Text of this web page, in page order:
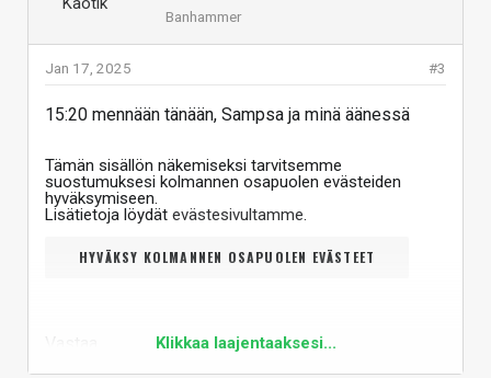
Banhammer
#3
Jan 17, 2025
15:20 mennään tänään, Sampsa ja minä äänessä
Tämän sisällön näkemiseksi tarvitsemme
suostumuksesi kolmannen osapuolen evästeiden
hyväksymiseen.
Lisätietoja löydät evästesivultamme
HYVÄKSY KOLMANNEN OSAPUOLEN EVÄSTEET
Klikkaa laajentaaksesi...